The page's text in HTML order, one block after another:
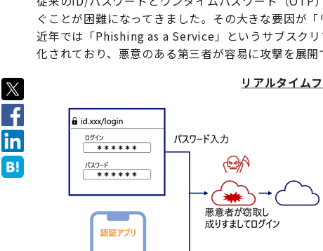
ぐことが困難になってきました。その大きな要因が
近年では「Phishing as a Service」というサブスク
化されており、悪意のある第三者が容易に攻撃を展開
リアルタイム